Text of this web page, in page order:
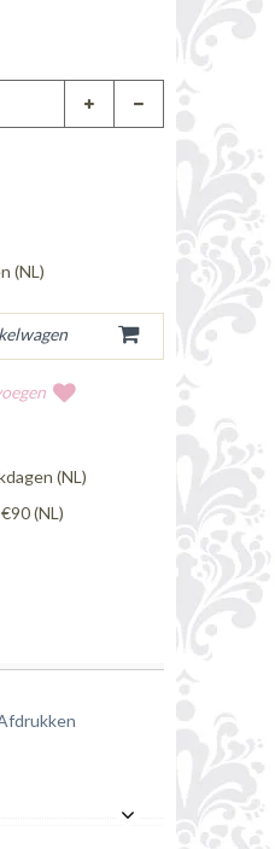
(NL)
(NL)
(NL)